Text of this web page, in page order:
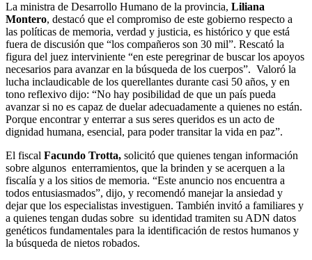
La ministra de Desarrollo Humano de la provincia, Liliana
Montero, destacó que el compromiso de este gobierno respecto a
las políticas de memoria, verdad y justicia, es histórico y que está
fuera de discusión que “los compañeros son 30 mil”. Rescató la
figura del juez interviniente “en este peregrinar de buscar los apoyos
necesarios para avanzar en la búsqueda de los cuerpos”. Valoró la
lucha inclaudicable de los querellantes durante casi 50 años, y en
tono reflexivo dijo: “No hay posibilidad de que un país pueda
avanzar si no es capaz de duelar adecuadamente a quienes no están.
Porque encontrar y enterrar a sus seres queridos es un acto de
dignidad humana, esencial, para poder transitar la vida en paz”.
El fiscal Facundo Trotta, solicitó que quienes tengan información
sobre algunos enterramientos, que la brinden y se acerquen a la
fiscalía y a los sitios de memoria. “Este anuncio nos encuentra a
todos entusiasmados”, dijo, y recomendó manejar la ansiedad y
dejar que los especialistas investiguen. También invitó a familiares y
a quienes tengan dudas sobre su identidad tramiten su ADN datos
genéticos fundamentales para la identificación de restos humanos y
la búsqueda de nietos robados.